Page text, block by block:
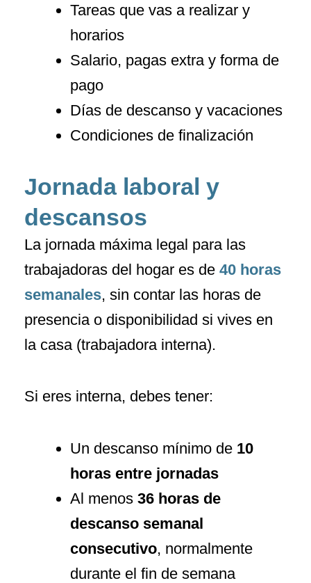
Tareas que vas a realizar y
horarios
Salario, pagas extra y forma de
pago
Días de descanso y vacaciones
Condiciones de finalización
Jornada laboral y
descansos
La jornada máxima legal para las
trabajadoras del hogar es de 40 horas
semanales, sin contar las horas de
presencia o disponibilidad si vives en
la casa (trabajadora interna).
Si eres interna, debes tener:
Un descanso mínimo de 10
horas entre jornadas
Al menos 36 horas de
descanso semanal
consecutivo, normalmente
durante el fin de semana